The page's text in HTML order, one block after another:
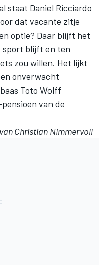
staat Daniel Ricciardo
dat vacante zitje
optie? Daar blijft het
sport blijft en ten
zou willen. Het lijkt
onverwacht
Toto Wolff
van de
Christian Nimmervoll